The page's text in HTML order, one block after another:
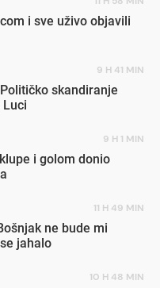
i sve uživo objavili
9 H 41 MIN
skandiranje
9 H 1 MIN
i golom donio
11 H 49 MIN
ne bude mi
jahalo
10 H 48 MIN